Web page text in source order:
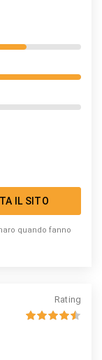
IL SITO
quando fanno
Rating